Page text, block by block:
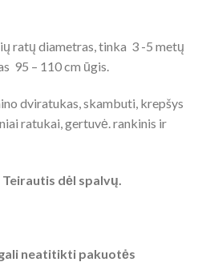
ratų diametras, tinka 3 -5 metų
95 – 110 cm ūgis.
dviratukas, skambuti, krepšys
ratukai, gertuvė. rankinis ir
Teirautis dėl spalvų.
neatitikti pakuotės